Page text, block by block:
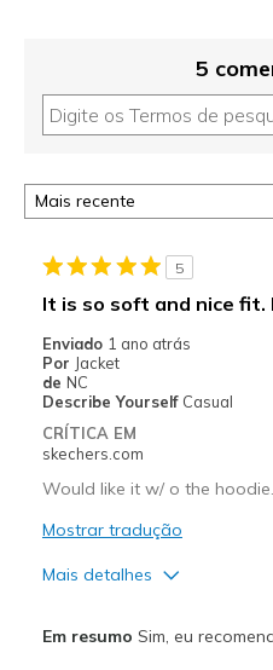
5
5
It is so soft and nice fit.
Enviado 1 ano atrás
Por Jacket
de NC
Describe Yourself Casual
CRÍTICA EM
skechers.com
Would like it w/ o the hoodie.
Mostrar tradução
Mais detalhes
Em resumo Sim, eu